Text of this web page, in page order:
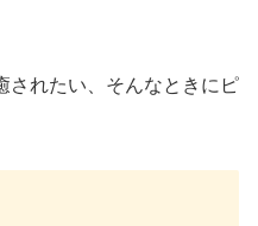
されたい、そんなときにピ